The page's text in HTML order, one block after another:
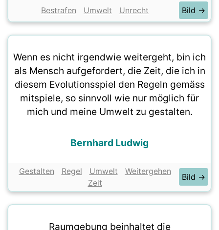
Bestrafen Umwelt Unrecht Bild →
Wenn es nicht irgendwie weitergeht, bin ich
als Mensch aufgefordert, die Zeit, die ich in
diesem Evolutionsspiel den Regeln gemäss
mitspiele, so sinnvoll wie nur möglich für
mich und meine Umwelt zu gestalten.
Bernhard Ludwig
Gestalten Regel Umwelt
Weitergehen
Zeit
Bild →
Raumgebung beinhaltet die